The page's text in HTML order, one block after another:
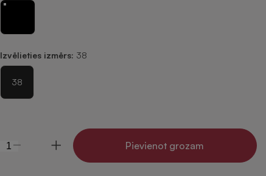
Izvēlieties izmērs: 38
38
Pievienot grozam